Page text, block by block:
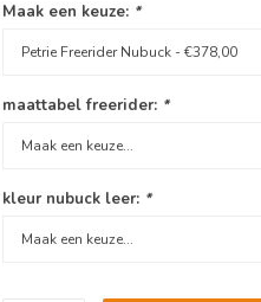
Maak een keuze: *
maattabel freerider: *
kleur nubuck leer: *